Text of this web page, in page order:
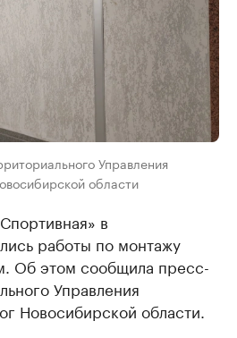
Управления
области
в
работы по монтажу
Об этом сообщила пресс-
Управления
Новосибирской области.